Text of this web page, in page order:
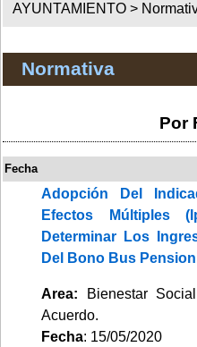
AYUNTAMIENTO >
Normativa
Por
Fecha
Adopción Del
Efectos Múltiples
Determinar Los
Del Bono Bus
Area: Bienestar
Acuerdo.
Fecha: 15/05/2020